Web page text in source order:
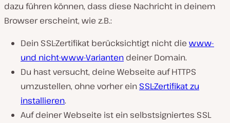
dazu führen können, dass diese Nachricht in deinem
Browser erscheint, wie z.B.:
Dein SSL-Zertifikat berücksichtigt nicht die www-
und nicht-www-Varianten deiner Domain.
Du hast versucht, deine Webseite auf HTTPS
umzustellen, ohne vorher ein SSL-Zertifikat zu
installieren.
Auf deiner Webseite ist ein selbstsigniertes SSL